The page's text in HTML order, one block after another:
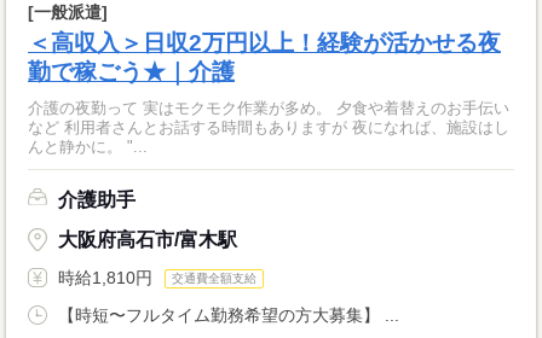
[一般派遣]
＜高収入＞日収2万円以上！経験が活かせる夜
勤で稼ごう★｜介護
介護の夜勤って 実はモクモク作業が多め。 夕食や着替えのお手伝い
など 利用者さんとお話する時間もありますが 夜になれば、施設はし
んと静かに。 "...
介護助手
大阪府高石市/富木駅
時給1,810円 交通費全額支給
【時短〜フルタイム勤務希望の方大募集】 ...